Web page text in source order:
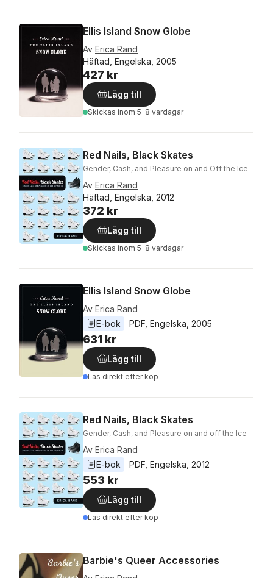
Ellis Island Snow Globe
Av Erica Rand
Häftad, Engelska, 2005
427 kr
Lägg till
Skickas inom 5-8 vardagar
Red Nails, Black Skates
Gender, Cash, and Pleasure on and Off the Ice
Av Erica Rand
Häftad, Engelska, 2012
372 kr
Lägg till
Skickas inom 5-8 vardagar
Ellis Island Snow Globe
Av Erica Rand
E-bok
PDF, Engelska, 2005
631 kr
Lägg till
Läs direkt efter köp
Red Nails, Black Skates
Gender, Cash, and Pleasure on and off the Ice
Av Erica Rand
E-bok
PDF, Engelska, 2012
553 kr
Lägg till
Läs direkt efter köp
Barbie's Queer Accessories